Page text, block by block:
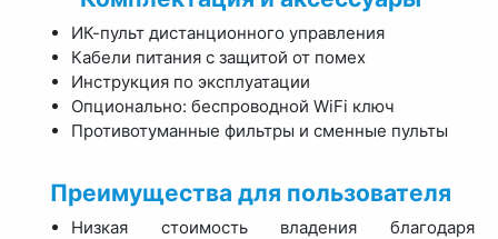
ИК-пульт дистанционного управления
Кабели питания с защитой от помех
Инструкция по эксплуатации
Опционально: беспроводной WiFi ключ
Противотуманные фильтры и сменные пульты
Преимущества для пользователя
Низкая стоимость владения благодаря